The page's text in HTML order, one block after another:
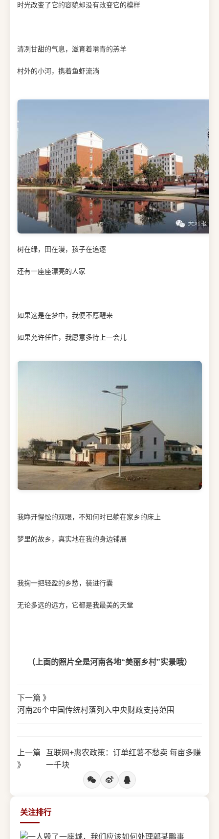
时光改变了它的容貌却没有改变它的模样
清冽甘甜的气息，滋育着啃青的羔羊
村外的小河，携着鱼虾流淌
树在绿，田在漫，孩子在追逐
还有一座座漂亮的人家
如果这是在梦中，我便不愿醒来
如果允许任性，我愿意多待上一会儿
我睁开惺忪的双眼，不知何时已躺在家乡的床上
梦里的故乡，真实地在我的身边铺展
我掬一把轻盈的乡愁，装进行囊
无论多远的远方，它都是我最美的天堂
（上面的照片全是河南各地“美丽乡村”实景哦）
下一篇 》
河南26个中国传统村落列入中央财政支持范围
上一篇
》
互联网+惠农政策：订单红薯不愁卖 每亩多赚
一千块
关注排行